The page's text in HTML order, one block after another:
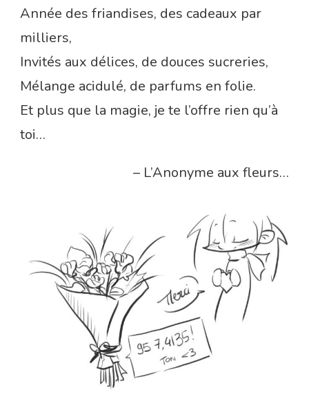
Année des friandises, des cadeaux par
milliers,
Invités aux délices, de douces sucreries,
Mélange acidulé, de parfums en folie.
Et plus que la magie, je te l’offre rien qu’à
toi…
– L’Anonyme aux fleurs…